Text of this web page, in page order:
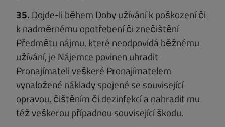
35. Dojde-li během Doby užívání k poškození či
k nadměrnému opotřebení či znečištění
Předmětu nájmu, které neodpovídá běžnému
užívání, je Nájemce povinen uhradit
Pronajímateli veškeré Pronajímatelem
vynaložené náklady spojené se související
opravou, čištěním či dezinfekcí a nahradit mu
též veškerou případnou související škodu.